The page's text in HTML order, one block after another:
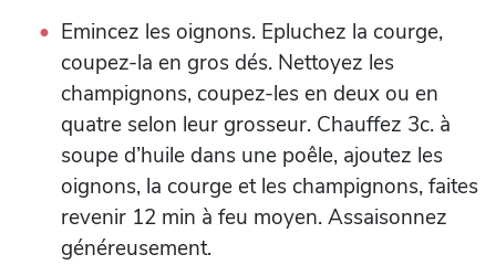
Emincez les oignons. Epluchez la courge,
coupez-la en gros dés. Nettoyez les
champignons, coupez-les en deux ou en
quatre selon leur grosseur. Chauffez 3c. à
soupe d’huile dans une poêle, ajoutez les
oignons, la courge et les champignons, faites
revenir 12 min à feu moyen. Assaisonnez
généreusement.